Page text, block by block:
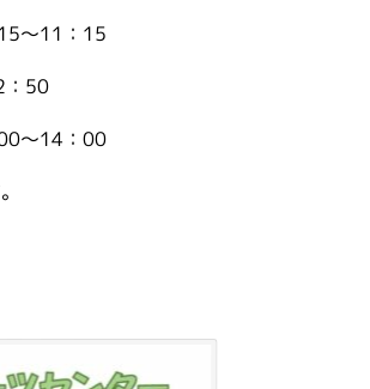
～11：15
50
～14：00